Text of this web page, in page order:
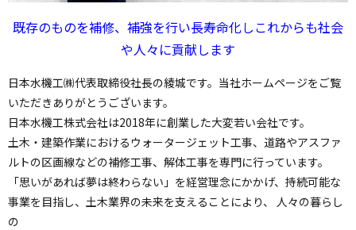
既存のものを補修、補強を行い長寿命化しこれからも社会
や人々に貢献します
日本水機工㈱代表取締役社長の綾城です。当社ホームページをご覧
いただきありがとうございます。
日本水機工株式会社は2018年に創業した大変若い会社です。
土木・建築作業におけるウォータージェット工事、道路やアスファ
ルトの区画線などの補修工事、解体工事を専門に行っています。
「思いがあれば夢は終わらない」を経営理念にかかげ、持続可能な
事業を目指し、土木業界の未来を支えることにより、 人々の暮らし
の